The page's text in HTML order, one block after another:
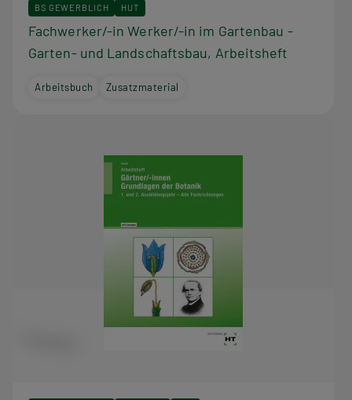
BS GEWERBLICH HUT
Fachwerker/-in Werker/-in im Gartenbau -
Garten- und Landschaftsbau, Arbeitsheft
Arbeitsbuch Zusatzmaterial